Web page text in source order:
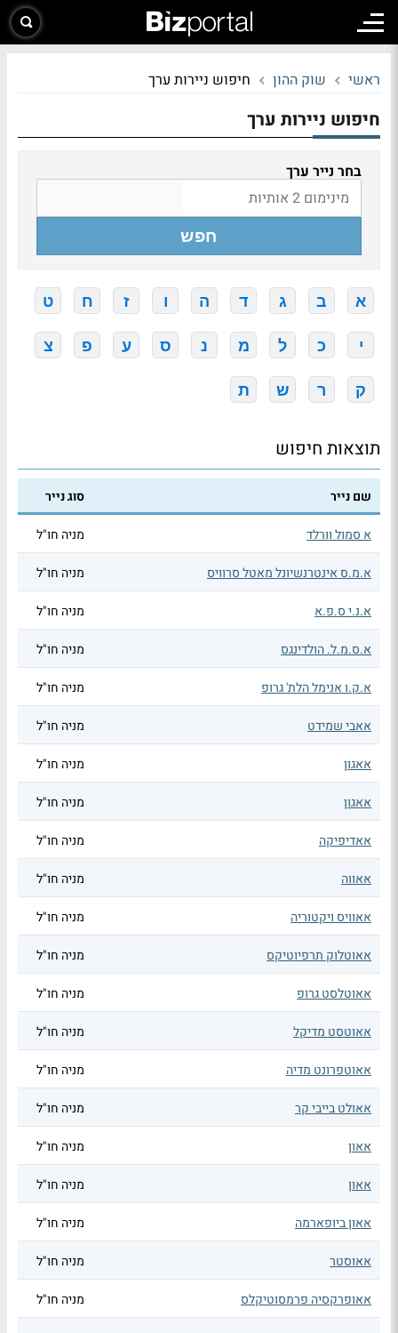
ראשי שוק ההון חיפוש ניירות ערך
חיפוש ניירות ערך
בחר נייר ערך
חפש
א ב ג ד ה ו ז ח ט
י כ ל מ נ ס ע פ צ
ק ר ש ת
תוצאות חיפוש
שם נייר סוג נייר
א סמול וורלד מניה חו"ל
א.מ.ס אינטרנשיונל מאטל סרוויס מניה חו"ל
א.נ.י ס.פ.א מניה חו"ל
א.ס.מ.ל. הולדינגס מניה חו"ל
א.ק.ו אנימל הלת' גרופ מניה חו"ל
אאבי שמידט מניה חו"ל
אאגון מניה חו"ל
אאגון מניה חו"ל
אאדיפיקה מניה חו"ל
אאווה מניה חו"ל
אאוויס ויקטוריה מניה חו"ל
אאוטלוק תרפיוטיקס מניה חו"ל
אאוטלסט גרופ מניה חו"ל
אאוטסט מדיקל מניה חו"ל
אאוטפרונט מדיה מניה חו"ל
אאולט בייבי קר מניה חו"ל
אאון מניה חו"ל
אאון מניה חו"ל
אאון ביופארמה מניה חו"ל
אאוסטר מניה חו"ל
אאופרקסיה פרמסוטיקלס מניה חו"ל